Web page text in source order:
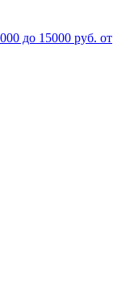
до 15000 руб. от